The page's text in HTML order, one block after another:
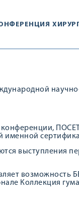
конференции,
выступления
возможность
Коллекция